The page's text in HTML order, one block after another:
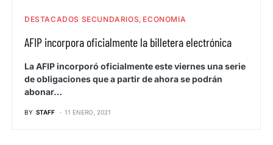
DESTACADOS SECUNDARIOS ECONOMIA
AFIP incorpora oficialmente la billetera electrónica
La AFIP incorporó oficialmente este viernes una serie
de obligaciones que a partir de ahora se podrán
abonar…
BY STAFF 11 ENERO, 2021